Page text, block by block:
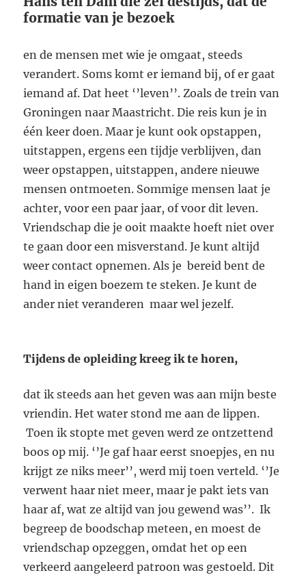
formatie van je bezoek
en de mensen met wie je omgaat, steeds
verandert. Soms komt er iemand bij, of er gaat
iemand af. Dat heet ‘’leven’’. Zoals de trein van
Groningen naar Maastricht. Die reis kun je in
één keer doen. Maar je kunt ook opstappen,
uitstappen, ergens een tijdje verblijven, dan
weer opstappen, uitstappen, andere nieuwe
mensen ontmoeten. Sommige mensen laat je
achter, voor een paar jaar, of voor dit leven.
Vriendschap die je ooit maakte hoeft niet over
te gaan door een misverstand. Je kunt altijd
weer contact opnemen. Als je bereid bent de
hand in eigen boezem te steken. Je kunt de
ander niet veranderen maar wel jezelf.
Tijdens de opleiding kreeg ik te horen,
dat ik steeds aan het geven was aan mijn beste
vriendin. Het water stond me aan de lippen.
Toen ik stopte met geven werd ze ontzettend
boos op mij. ‘’Je gaf haar eerst snoepjes, en nu
krijgt ze niks meer’’, werd mij toen verteld. ‘’Je
verwent haar niet meer, maar je pakt iets van
haar af, wat ze altijd van jou gewend was’’. Ik
begreep de boodschap meteen, en moest de
vriendschap opzeggen, omdat het op een
verkeerd aangeleerd patroon was gestoeld. Dit